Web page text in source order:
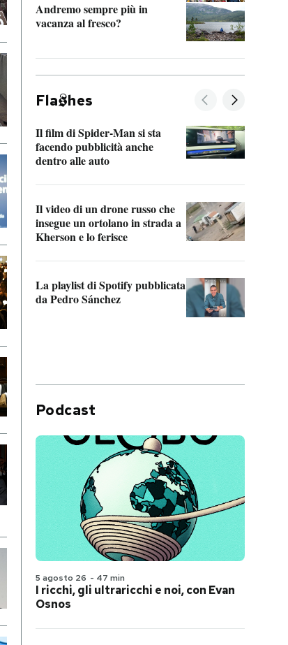
Andremo sempre più in
vacanza al fresco?
Fla hes
Il film di Spider-Man si sta
facendo pubblicità anche
dentro alle auto
Il video di un drone russo che
insegue un ortolano in strada a
Kherson e lo ferisce
La playlist di Spotify pubblicata
da Pedro Sánchez
Podcast
5 agosto 26 - 47 min
I ricchi, gli ultraricchi e noi, con Evan
Osnos